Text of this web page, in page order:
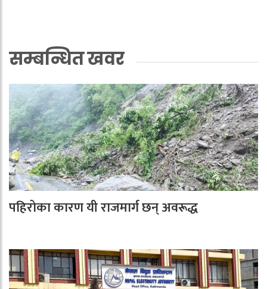
सम्बन्धित खवर
पहिरोका कारण यी राजमार्ग छन् अवरूद्ध